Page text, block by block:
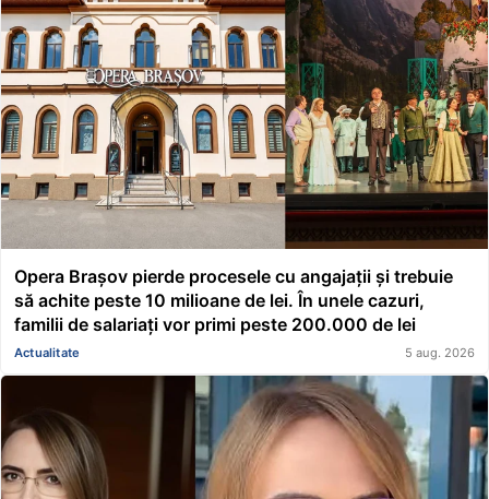
Opera Brașov pierde procesele cu angajații și trebuie
să achite peste 10 milioane de lei. În unele cazuri,
familii de salariați vor primi peste 200.000 de lei
Actualitate 5 aug. 2026